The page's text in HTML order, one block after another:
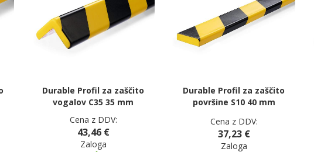
Durable Profil za zaščito
vogalov C35 35 mm
Cena z DDV:
43,46 €
Zaloga
Durable Profil za zaščito
površine S10 40 mm
Cena z DDV:
37,23 €
Zaloga